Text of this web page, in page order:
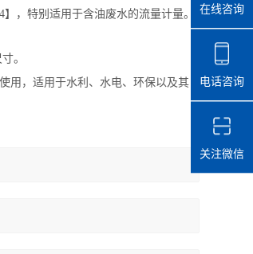
，特别适用于含油废水的流量计量。
。
用，适用于水利、水电、环保以及其
在线咨询
电话咨询
关注微信